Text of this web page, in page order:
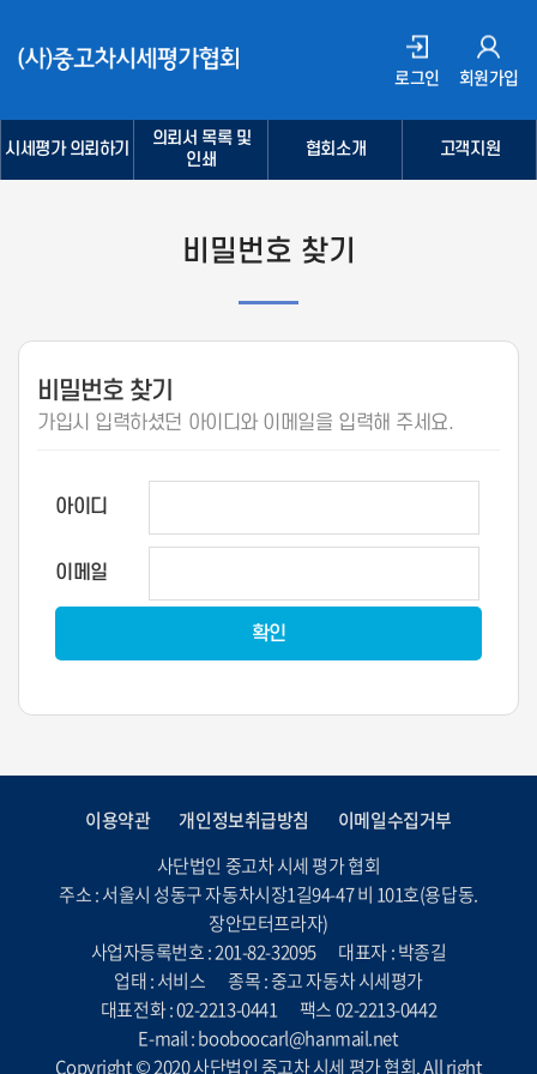
로그인 회원가입
시세평가 의뢰하기
의뢰서 목록 및
인쇄
협회소개 고객지원
비밀번호 찾기
비밀번호 찾기
가입시 입력하셨던 아이디와 이메일을 입력해 주세요.
아이디
이메일
이용약관 개인정보취급방침
이메일수집거부
사단법인 중고차 시세 평가 협회
주소 : 서울시 성동구 자동차시장1길94-47 비 101호(용답동.
장안모터프라자)
사업자등록번호 : 201-82-32095
대표자 : 박종길
업태 : 서비스
종목 : 중고 자동차 시세평가
대표전화 : 02-2213-0441
팩스 02-2213-0442
E-mail : booboocarl@hanmail.net
Copyright © 2020 사단법인 중고차 시세 평가 협회. All right